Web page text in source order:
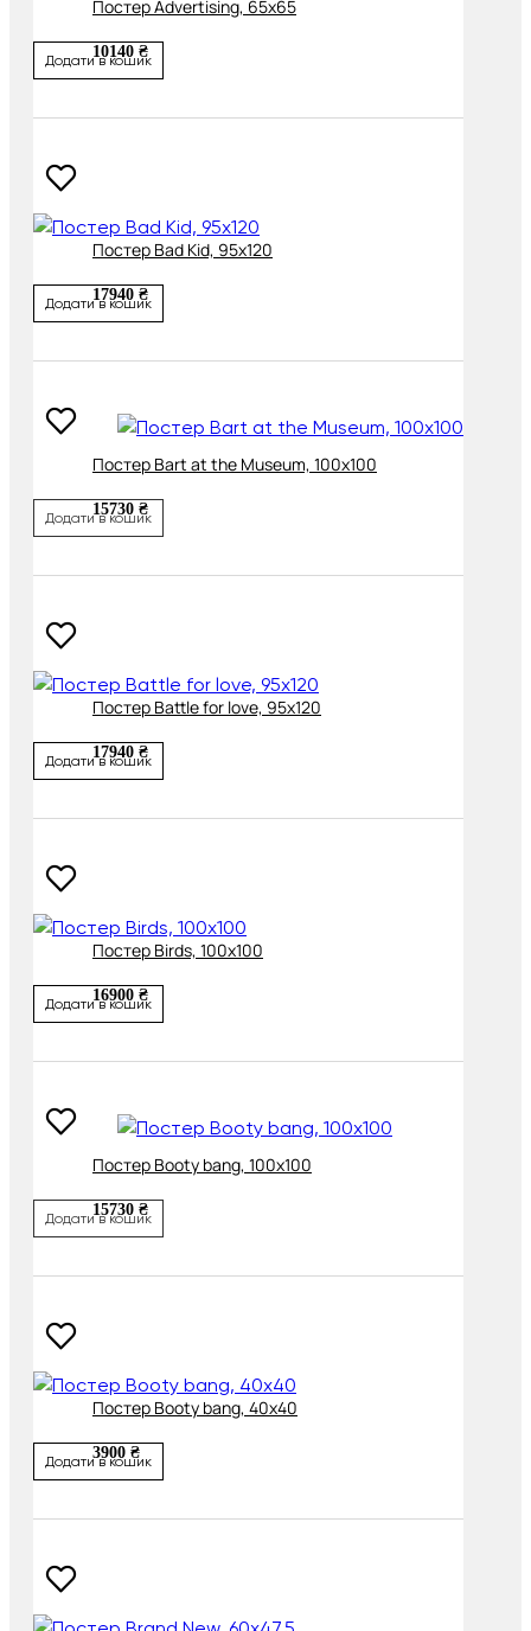
Постер Advertising, 65х65
10140 ₴
Додати в кошик
Постер Bad Kid, 95х120
17940 ₴
Додати в кошик
Постер Bart at the Museum, 100х100
15730 ₴
Додати в кошик
Постер Battle for love, 95х120
17940 ₴
Додати в кошик
Постер Birds, 100х100
16900 ₴
Додати в кошик
Постер Booty bang, 100х100
15730 ₴
Додати в кошик
Постер Booty bang, 40х40
3900 ₴
Додати в кошик